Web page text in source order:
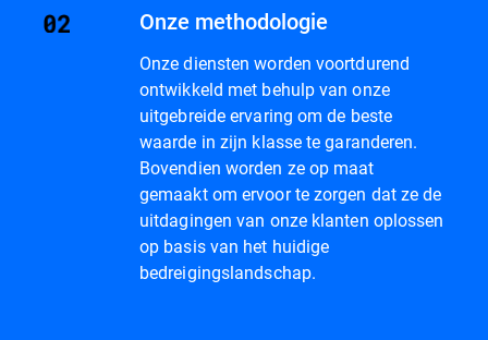
Onze methodologie
Onze diensten worden voortdurend
ontwikkeld met behulp van onze
uitgebreide ervaring om de beste
waarde in zijn klasse te garanderen.
Bovendien worden ze op maat
gemaakt om ervoor te zorgen dat ze de
uitdagingen van onze klanten oplossen
op basis van het huidige
bedreigingslandschap.